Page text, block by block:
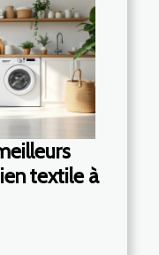
textile à